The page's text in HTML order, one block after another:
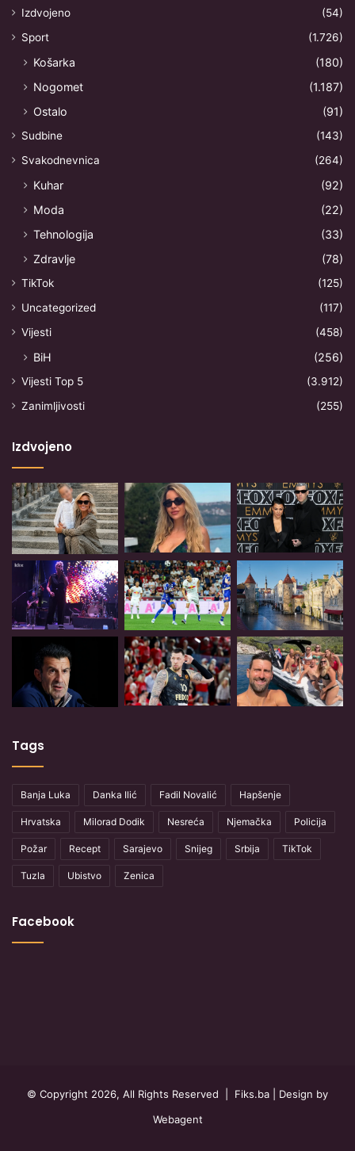
Izdvojeno
(54)
Sport
(1.726)
Košarka
(180)
Nogomet
(1.187)
Ostalo
(91)
Sudbine
(143)
Svakodnevnica
(264)
Kuhar
(92)
Moda
(22)
Tehnologija
(33)
Zdravlje
(78)
TikTok
(125)
Uncategorized
(117)
Vijesti
(458)
BiH (256)
Vijesti Top 5
(3.912)
Zanimljivosti
(255)
Izdvojeno
Tags
Banja Luka Danka Ilić Fadil Novalić Hapšenje
Hrvatska Milorad Dodik Nesreća Njemačka Policija
Požar Recept Sarajevo Snijeg Srbija TikTok
Tuzla Ubistvo Zenica
Facebook
© Copyright 2026, All Rights Reserved | Fiks.ba | Design by
Webagent